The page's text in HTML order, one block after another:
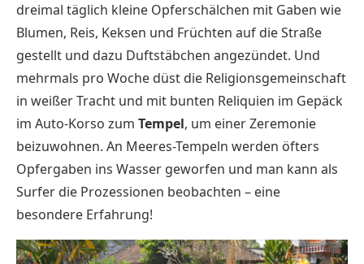
dreimal täglich kleine Opferschälchen mit Gaben wie
Blumen, Reis, Keksen und Früchten auf die Straße
gestellt und dazu Duftstäbchen angezündet. Und
mehrmals pro Woche düst die Religionsgemeinschaft
in weißer Tracht und mit bunten Reliquien im Gepäck
im Auto-Korso zum Tempel, um einer Zeremonie
beizuwohnen. An Meeres-Tempeln werden öfters
Opfergaben ins Wasser geworfen und man kann als
Surfer die Prozessionen beobachten – eine
besondere Erfahrung!